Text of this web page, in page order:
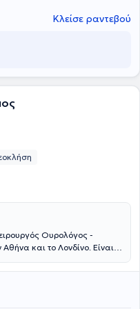
βασισμένων σε
Κλείσε ραντεβού
Ουρολόγος -
και το Λονδίνο. Είναι
στην Ελάχιστα
του Εθνικού και